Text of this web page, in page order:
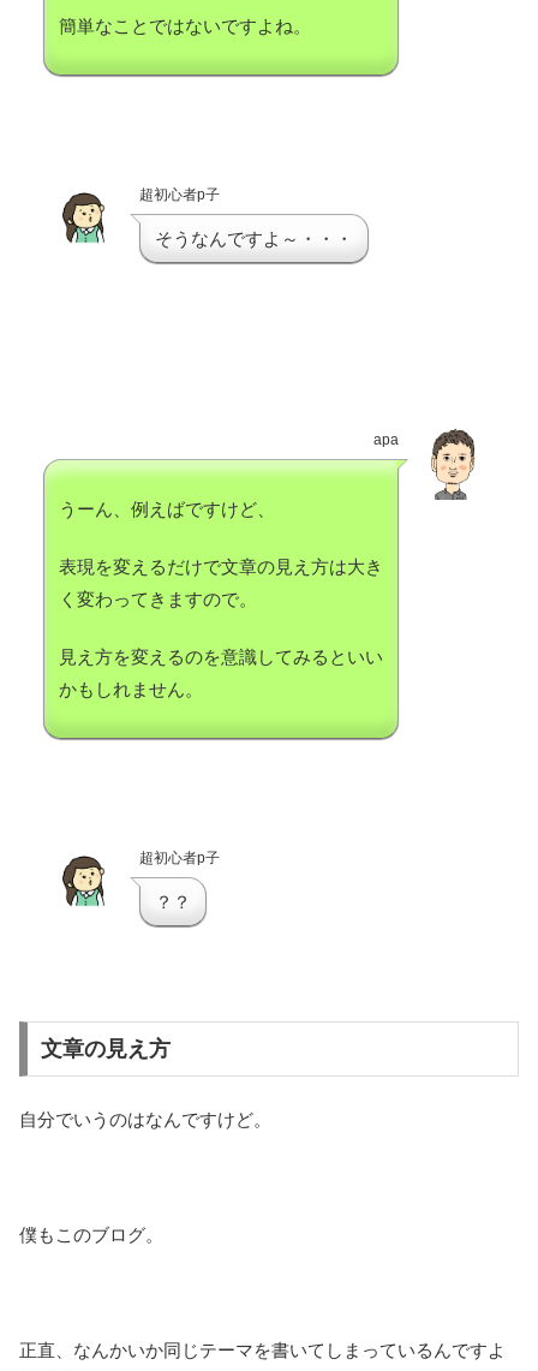
簡単なことではないですよね。
超初心者p子
そうなんですよ～・・・
apa
うーん、例えばですけど、
表現を変えるだけで文章の見え方は大き
く変わってきますので。
見え方を変えるのを意識してみるといい
かもしれません。
超初心者p子
？？
文章の見え方
自分でいうのはなんですけど。
僕もこのブログ。
正直、なんかいか同じテーマを書いてしまっているんですよ